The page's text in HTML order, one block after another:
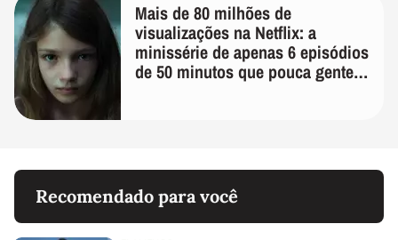
Mais de 80 milhões de
visualizações na Netflix: a
minissérie de apenas 6 episódios
de 50 minutos que pouca gente
Recomendado para você